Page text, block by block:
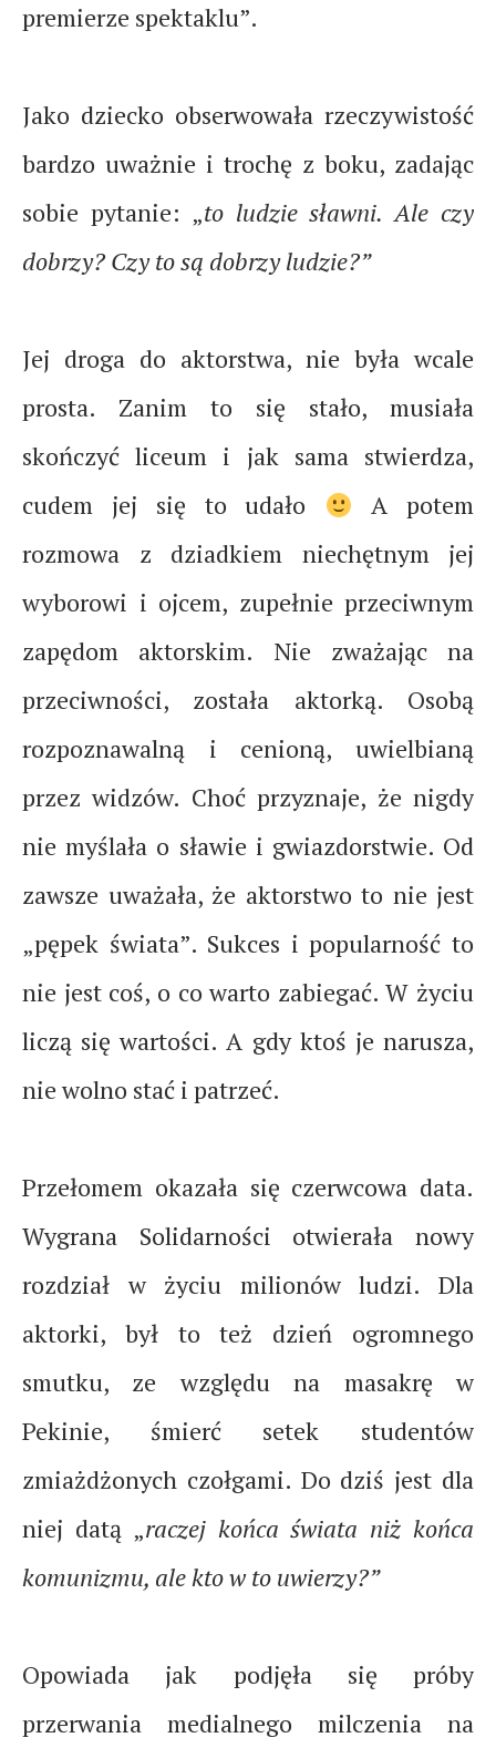
premierze spektaklu”.
Jako dziecko obserwowała rzeczywistość
bardzo uważnie i trochę z boku, zadając
sobie pytanie: „to ludzie sławni. Ale czy
dobrzy? Czy to są dobrzy ludzie?”
Jej droga do aktorstwa, nie była wcale
prosta. Zanim to się stało, musiała
skończyć liceum i jak sama stwierdza,
cudem jej się to udało
A potem
rozmowa z dziadkiem niechętnym jej
wyborowi i ojcem, zupełnie przeciwnym
zapędom aktorskim. Nie zważając na
przeciwności, została aktorką. Osobą
rozpoznawalną i cenioną, uwielbianą
przez widzów. Choć przyznaje, że nigdy
nie myślała o sławie i gwiazdorstwie. Od
zawsze uważała, że aktorstwo to nie jest
„pępek świata”. Sukces i popularność to
nie jest coś, o co warto zabiegać. W życiu
liczą się wartości. A gdy ktoś je narusza,
nie wolno stać i patrzeć.
Przełomem okazała się czerwcowa data.
Wygrana Solidarności otwierała nowy
rozdział w życiu milionów ludzi. Dla
aktorki, był to też dzień ogromnego
smutku, ze względu na masakrę w
Pekinie, śmierć setek studentów
zmiażdżonych czołgami. Do dziś jest dla
niej datą „raczej końca świata niż końca
komunizmu, ale kto w to uwierzy?”
Opowiada jak podjęła się próby
przerwania medialnego milczenia na